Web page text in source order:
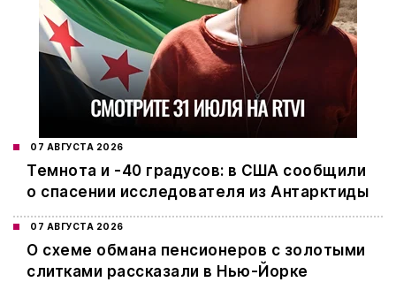
07 АВГУСТА 2026
Темнота и -40 градусов: в США сообщили
о спасении исследователя из Антарктиды
07 АВГУСТА 2026
О схеме обмана пенсионеров с золотыми
слитками рассказали в Нью-Йорке